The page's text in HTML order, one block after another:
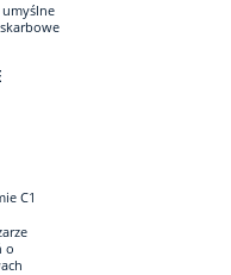
C1
o